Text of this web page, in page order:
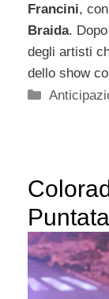
Francini,
Braida.
degli artisti
dello show
Categorie